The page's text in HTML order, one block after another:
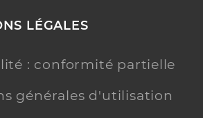
LÉGALES
: conformité partielle
générales d'utilisation